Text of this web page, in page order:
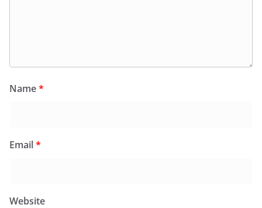
Name*
Email*
Website